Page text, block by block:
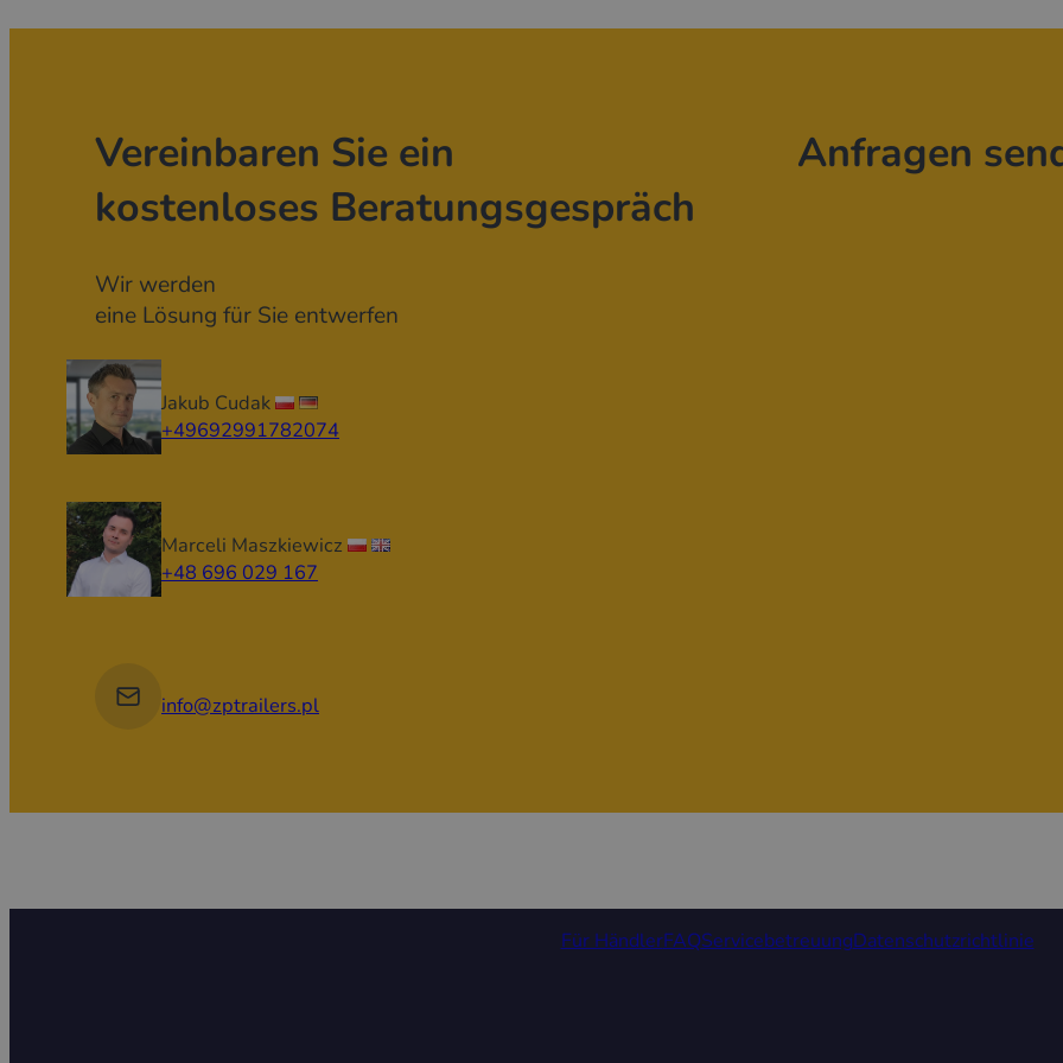
Vereinbaren Sie ein
kostenloses Beratungsgespräch
Wir werden
eine Lösung für Sie entwerfen
Jakub Cudak
+49692991782074
Marceli Maszkiewicz
+48 696 029 167
info@zptrailers.pl
Anfragen
Für HändlerFAQServicebetreuungDatenschutzrichtlinie